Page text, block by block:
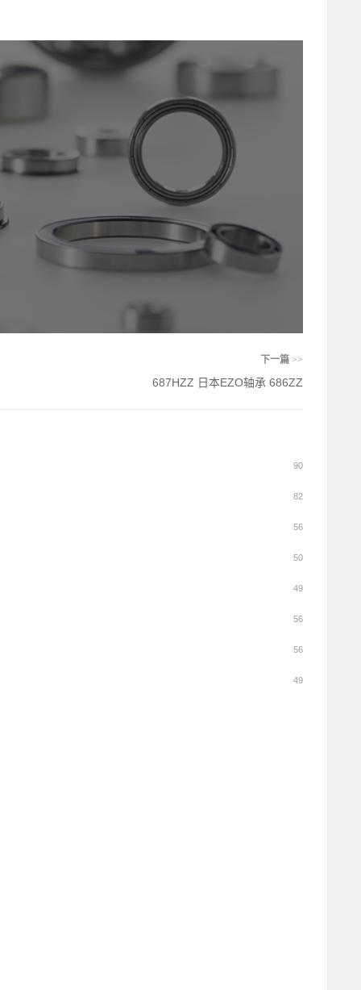
下一篇 >>
687HZZ 日本EZO轴承 686ZZ
90
82
56
50
49
56
56
49